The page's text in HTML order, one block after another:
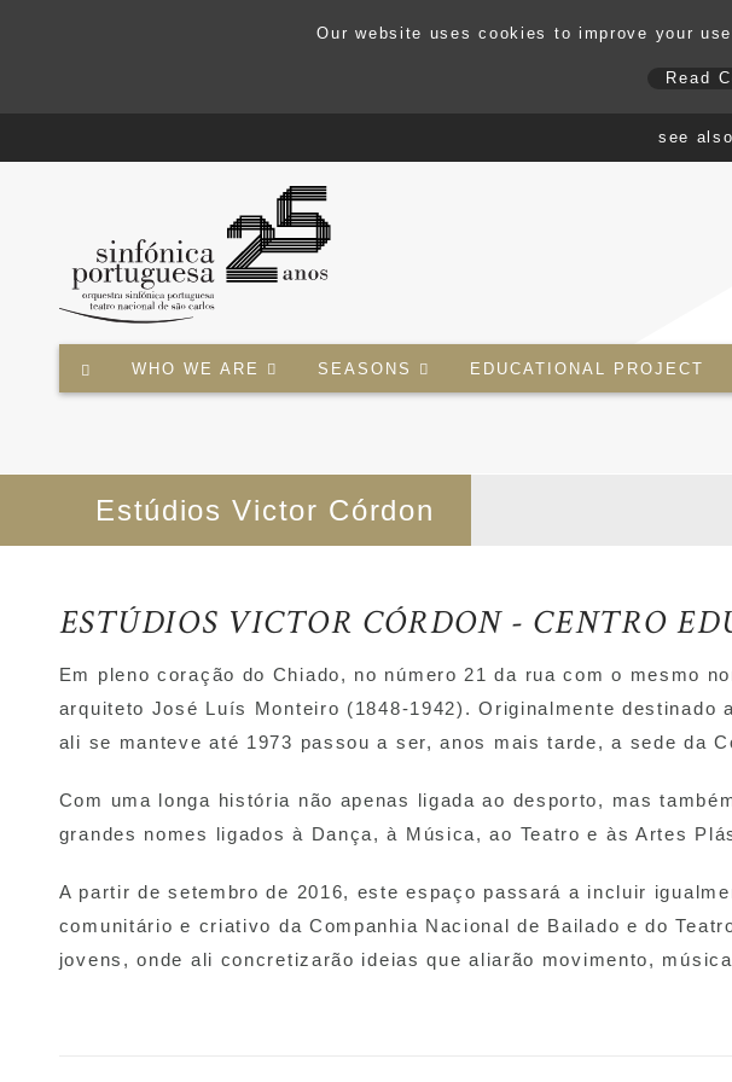
Our website uses cookies to improve your
Read
see
WHO WE ARE SEASONS EDUCATIONAL PROJECT
Estúdios Victor Córdon
ESTÚDIOS VICTOR CÓRDON - CENTRO
Em pleno coração do Chiado, no número 21 da rua com o mesmo
arquiteto José Luís Monteiro (1848-1942). Originalmente destinado
ali se manteve até 1973 passou a ser, anos mais tarde, a sede da
Com uma longa história não apenas ligada ao desporto, mas
grandes nomes ligados à Dança, à Música, ao Teatro e às Artes
A partir de setembro de 2016, este espaço passará a incluir
comunitário e criativo da Companhia Nacional de Bailado e do
jovens, onde ali concretizarão ideias que aliarão movimento,